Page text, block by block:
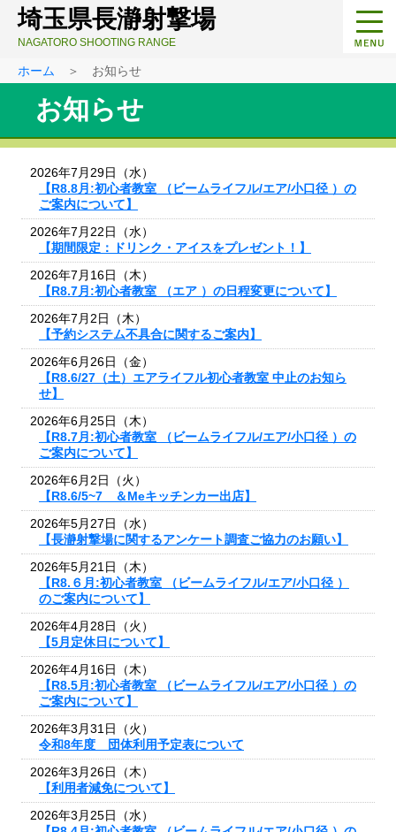
埼玉県長瀞射撃場
NAGATORO SHOOTING RANGE
ホーム ＞ お知らせ
お知らせ
2026年7月29日（水）
【R8.8月:初心者教室 （ビームライフル/エア/小口径 ）の
ご案内について】
2026年7月22日（水）
【期間限定：ドリンク・アイスをプレゼント！】
2026年7月16日（木）
【R8.7月:初心者教室 （エア ）の日程変更について】
2026年7月2日（木）
【予約システム不具合に関するご案内】
2026年6月26日（金）
【R8.6/27（土）エアライフル初心者教室 中止のお知ら
せ】
2026年6月25日（木）
【R8.7月:初心者教室 （ビームライフル/エア/小口径 ）の
ご案内について】
2026年6月2日（火）
【R8.6/5~7 ＆Meキッチンカー出店】
2026年5月27日（水）
【長瀞射撃場に関するアンケート調査ご協力のお願い】
2026年5月21日（木）
【R8.６月:初心者教室 （ビームライフル/エア/小口径 ）
のご案内について】
2026年4月28日（火）
【5月定休日について】
2026年4月16日（木）
【R8.5月:初心者教室 （ビームライフル/エア/小口径 ）の
ご案内について】
2026年3月31日（火）
令和8年度 団体利用予定表について
2026年3月26日（木）
【利用者減免について】
2026年3月25日（水）